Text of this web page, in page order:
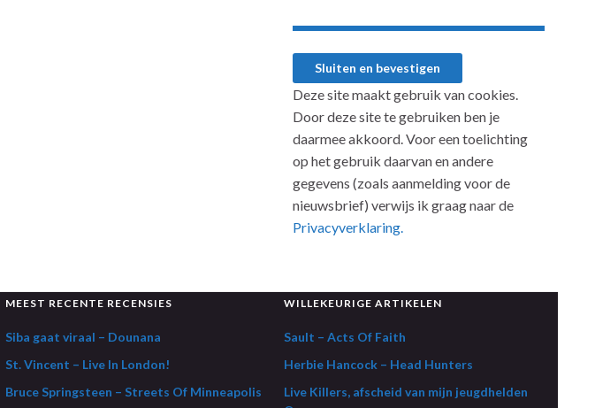
Deze site maakt gebruik van cookies.
Door deze site te gebruiken ben je
daarmee akkoord. Voor een toelichting
op het gebruik daarvan en andere
gegevens (zoals aanmelding voor de
nieuwsbrief) verwijs ik graag naar de
Privacyverklaring.
MEEST RECENTE RECENSIES
Siba gaat viraal – Dounana
St. Vincent – Live In London!
Bruce Springsteen – Streets Of Minneapolis
WILLEKEURIGE ARTIKELEN
Sault – Acts Of Faith
Herbie Hancock – Head Hunters
Live Killers, afscheid van mijn jeugdhelden